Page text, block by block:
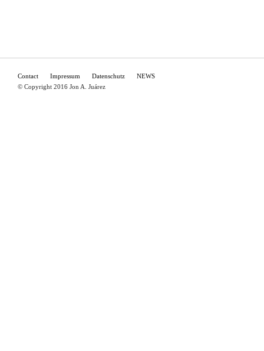
Contact Impressum Datenschutz
NEWS
© Copyright 2016 Jon A. Juárez